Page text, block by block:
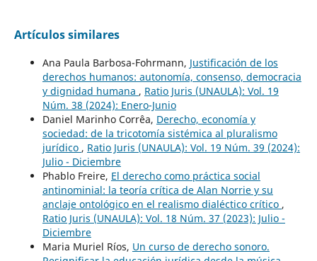
Artículos similares
Ana Paula Barbosa-Fohrmann, Justificación de los
derechos humanos: autonomía, consenso, democracia
y dignidad humana , Ratio Juris (UNAULA): Vol. 19
Núm. 38 (2024): Enero-Junio
Daniel Marinho Corrêa, Derecho, economía y
sociedad: de la tricotomía sistémica al pluralismo
jurídico , Ratio Juris (UNAULA): Vol. 19 Núm. 39 (2024):
Julio - Diciembre
Phablo Freire, El derecho como práctica social
antinominial: la teoría crítica de Alan Norrie y su
anclaje ontológico en el realismo dialéctico crítico ,
Ratio Juris (UNAULA): Vol. 18 Núm. 37 (2023): Julio -
Diciembre
Maria Muriel Ríos, Un curso de derecho sonoro.